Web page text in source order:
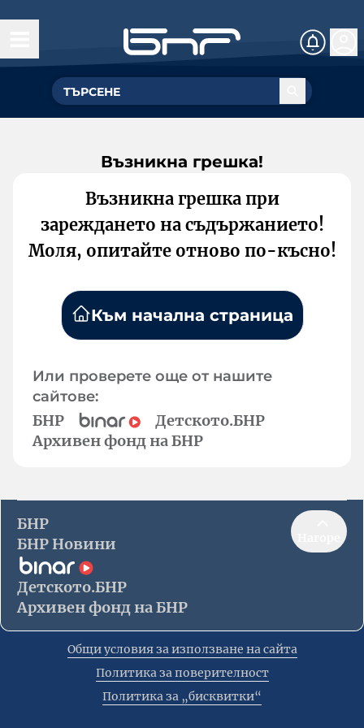
Възникна грешка!
Възникна грешка при
зареждането на съдържанието!
Моля, опитайте отново по-късно!
Към начална страница
Или проверете още от нашите
сайтове:
БНР
Детското.БНР
Архивен фонд на БНР
БНР
БНР Новини
Детското.БНР
Архивен фонд на БНР
Общи условия за използване на сайта
Политика за поверителност
Политика за „бисквитки“